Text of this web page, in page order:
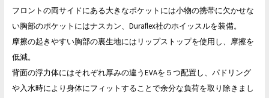
フロントの両サイドにある大きなポケットには小物の携帯に欠かせな
い胸部のポケットにはナスカン、Duraflex社のホイッスルを装備。
摩擦の起きやすい胸部の裏生地にはリップストップを使用し、摩擦を
低減。
背面の浮力体にはそれぞれ厚みの違うEVAを５つ配置し、パドリング
や入水時により身体にフィットすることで余分な負荷を取り除きまし